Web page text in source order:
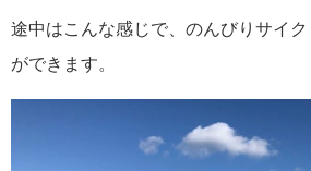
途中はこんな感じで、のんびりサイ
ができます。